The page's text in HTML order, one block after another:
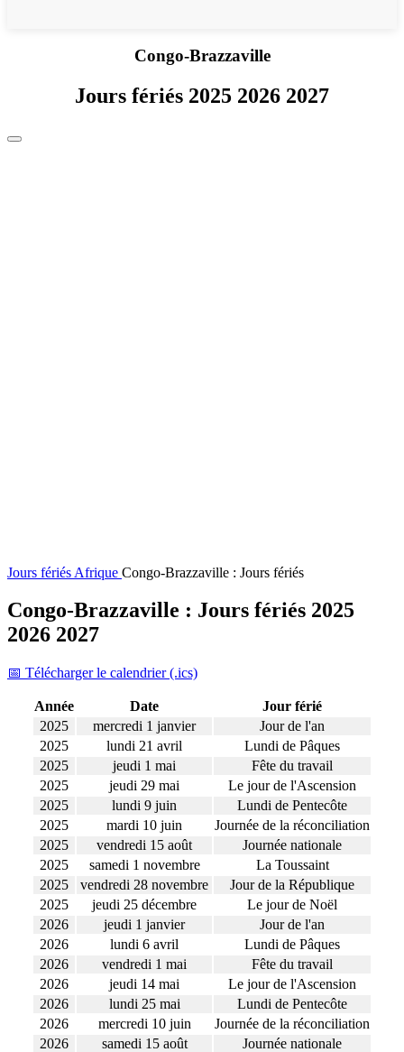
Congo-Brazzaville
Jours fériés 2025 2026 2027
Jours fériés Afrique Congo-Brazzaville : Jours fériés
Congo-Brazzaville : Jours fériés 2025
2026 2027
📅 Télécharger le calendrier (.ics)
Année Date
Jour férié
2025
mercredi 1 janvier
Jour de l'an
2025
lundi 21 avril
Lundi de Pâques
2025
jeudi 1 mai
Fête du travail
2025
jeudi 29 mai
Le jour de l'Ascension
2025
lundi 9 juin
Lundi de Pentecôte
2025
mardi 10 juin
Journée de la réconciliation
2025
vendredi 15 août
Journée nationale
2025
samedi 1 novembre
La Toussaint
2025
vendredi 28 novembre
Jour de la République
2025
jeudi 25 décembre
Le jour de Noël
2026
jeudi 1 janvier
Jour de l'an
2026
lundi 6 avril
Lundi de Pâques
2026
vendredi 1 mai
Fête du travail
2026
jeudi 14 mai
Le jour de l'Ascension
2026
lundi 25 mai
Lundi de Pentecôte
2026
mercredi 10 juin
Journée de la réconciliation
2026
samedi 15 août
Journée nationale